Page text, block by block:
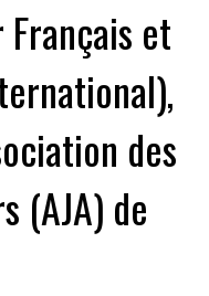
Français et
des
(AJA) de